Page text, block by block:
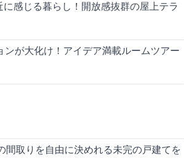
感じる暮らし！開放感抜群の屋上テラ
が大化け！アイデア満載ルームツアー
間取りを自由に決めれる未完の戸建てを